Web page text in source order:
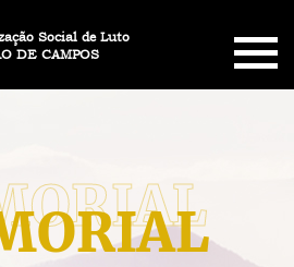
JOÃO DE CAMPOS
Organização Social de Luto
NÓS
FUNERÁRIO